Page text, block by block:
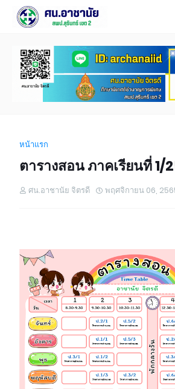
หน้าแรก
ตารางสอน ภาคเรียนที่ 1/
ศน.อาชานัย จิตรดี พฤศจิกายน 06,